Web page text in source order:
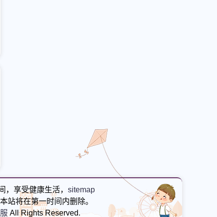
享受健康生活， sitemap
站将在第一时间内删除。
All Rights Reserved.